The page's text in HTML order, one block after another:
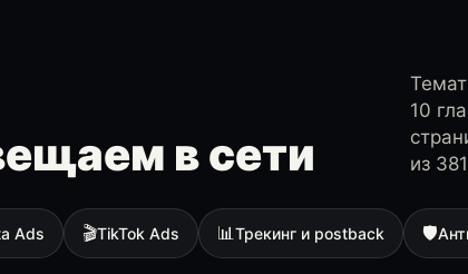
в сети
10
из
Ads 🎬TikTok Ads 📊Трекинг и postback 🛡